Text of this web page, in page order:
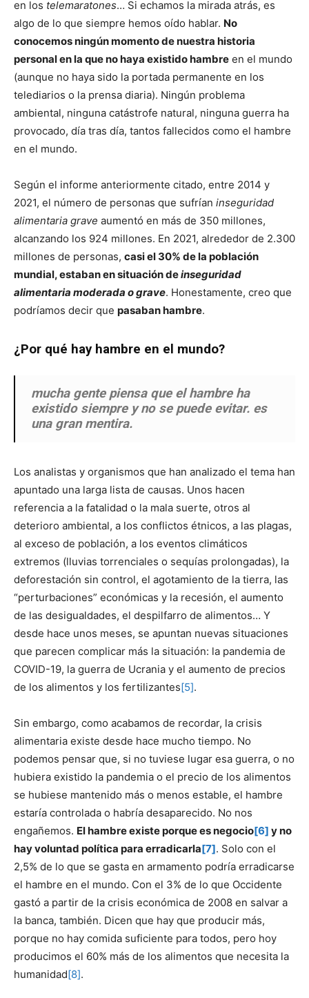
en los telemaratones… Si echamos la mirada atrás, es
algo de lo que siempre hemos oído hablar. No
conocemos ningún momento de nuestra historia
personal en la que no haya existido hambre en el mundo
(aunque no haya sido la portada permanente en los
telediarios o la prensa diaria). Ningún problema
ambiental, ninguna catástrofe natural, ninguna guerra ha
provocado, día tras día, tantos fallecidos como el hambre
en el mundo.
Según el informe anteriormente citado, entre 2014 y
2021, el número de personas que sufrían inseguridad
alimentaria grave aumentó en más de 350 millones,
alcanzando los 924 millones. En 2021, alrededor de 2.300
millones de personas, casi el 30% de la población
mundial, estaban en situación deinseguridad
alimentaria moderada o grave. Honestamente, creo que
podríamos decir que pasaban hambre.
¿Por qué hay hambre en el mundo?
mucha gente piensa que el hambre ha
existido siempre y no se puede evitar. es
una gran mentira.
Los analistas y organismos que han analizado el tema han
apuntado una larga lista de causas. Unos hacen
referencia a la fatalidad o la mala suerte, otros al
deterioro ambiental, a los conflictos étnicos, a las plagas,
al exceso de población, a los eventos climáticos
extremos (lluvias torrenciales o sequías prolongadas), la
deforestación sin control, el agotamiento de la tierra, las
“perturbaciones” económicas y la recesión, el aumento
de las desigualdades, el despilfarro de alimentos… Y
desde hace unos meses, se apuntan nuevas situaciones
que parecen complicar más la situación: la pandemia de
COVID-19, la guerra de Ucrania y el aumento de precios
de los alimentos y los fertilizantes[5].
Sin embargo, como acabamos de recordar, la crisis
alimentaria existe desde hace mucho tiempo. No
podemos pensar que, si no tuviese lugar esa guerra, o no
hubiera existido la pandemia o el precio de los alimentos
se hubiese mantenido más o menos estable, el hambre
estaría controlada o habría desaparecido. No nos
engañemos. El hambre existe porque es negocio[6] y no
hay voluntad política para erradicarla[7]. Solo con el
2,5% de lo que se gasta en armamento podría erradicarse
el hambre en el mundo. Con el 3% de lo que Occidente
gastó a partir de la crisis económica de 2008 en salvar a
la banca, también. Dicen que hay que producir más,
porque no hay comida suficiente para todos, pero hoy
producimos el 60% más de los alimentos que necesita la
humanidad[8].